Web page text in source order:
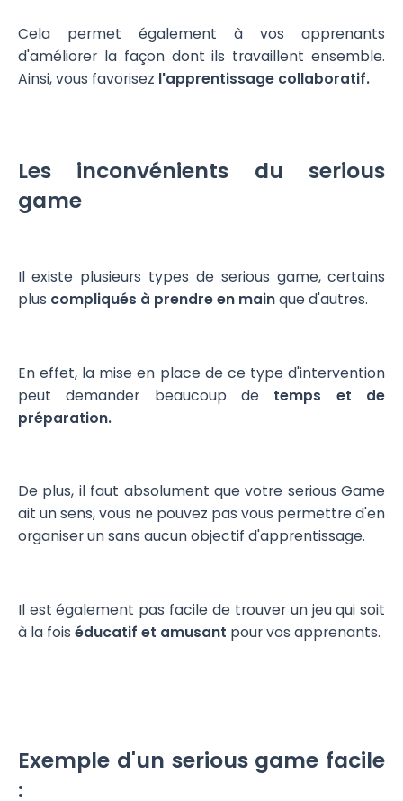
Cela permet également à vos apprenants
d'améliorer la façon dont ils travaillent ensemble.
Ainsi, vous favorisez l'apprentissage collaboratif.
Les inconvénients du serious
game
Il existe plusieurs types de serious game, certains
plus compliqués à prendre en mainque d'autres.
En effet, la mise en place de ce type d'intervention
peut demander beaucoup de temps et de
préparation.
De plus, il faut absolument que votre serious Game
ait un sens, vous ne pouvez pas vous permettre d'en
organiser un sans aucun objectif d'apprentissage.
Il est également pas facile de trouver un jeu qui soit
à la fois éducatif et amusant pour vos apprenants.
Exemple d'un serious game facile
: